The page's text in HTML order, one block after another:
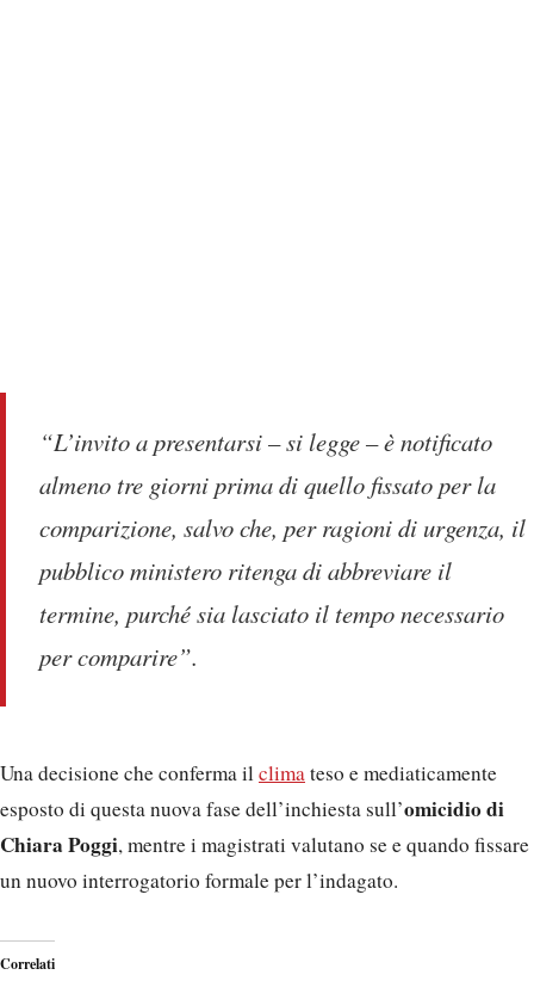
“L’invito a presentarsi – si legge – è notificato
almeno tre giorni prima di quello fissato per la
comparizione, salvo che, per ragioni di urgenza, il
pubblico ministero ritenga di abbreviare il
termine, purché sia lasciato il tempo necessario
per comparire”.
Una decisione che conferma ilclimateso e mediaticamente
esposto di questa nuova fase dell’inchiesta sull’omicidio di
Chiara Poggi, mentre i magistrati valutano se e quando fissare
un nuovo interrogatorio formale per l’indagato.
Correlati